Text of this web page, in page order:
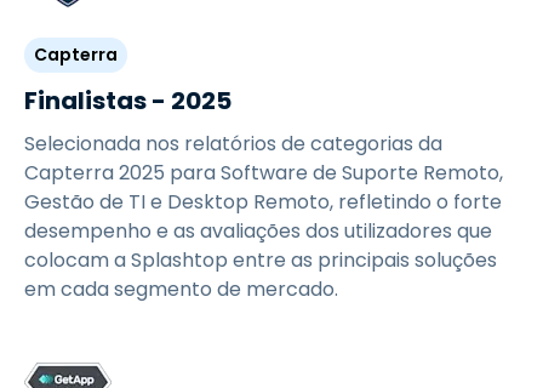
Capterra
Finalistas - 2025
Selecionada nos relatórios de categorias da
Capterra 2025 para Software de Suporte Remoto,
Gestão de TI e Desktop Remoto, refletindo o forte
desempenho e as avaliações dos utilizadores que
colocam a Splashtop entre as principais soluções
em cada segmento de mercado.